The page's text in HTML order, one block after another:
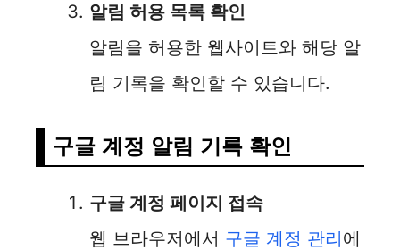
알림 허용 목록 확인
알림을 허용한 웹사이트와 해당 알
림 기록을 확인할 수 있습니다.
구글 계정 알림 기록 확인
구글 계정 페이지 접속
웹 브라우저에서 구글 계정 관리에